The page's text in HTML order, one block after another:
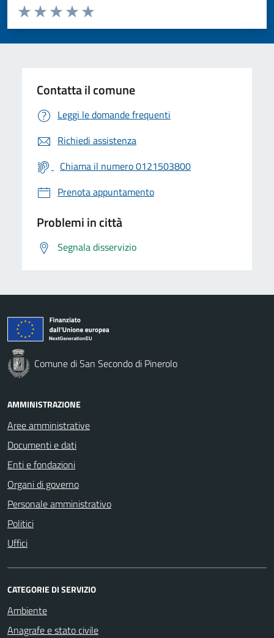
Valuta da 1 a 5 stelle la pagina
Valuta 5 stelle su 5
Valuta 4 stelle su 5
Valuta 3 stelle su 5
Valuta 2 stelle su 5
Valuta 1 stelle su 5
Contatta il comune
Leggi le domande frequenti
Richiedi assistenza
Chiama il numero 0121503800
Prenota appuntamento
Problemi in città
Segnala disservizio
Comune di San Secondo di Pinerolo
AMMINISTRAZIONE
Aree amministrative
Documenti e dati
Enti e fondazioni
Organi di governo
Personale amministrativo
Politici
Uffici
CATEGORIE DI SERVIZIO
Ambiente
Anagrafe e stato civile